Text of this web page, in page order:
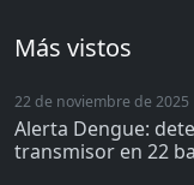
Más vistos
22 de noviembre de 2025
Alerta Dengue:
transmisor en 22